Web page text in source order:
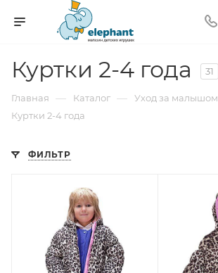
Куртки 2-4 года 31
Главная — Каталог — Уход за малышом
Куртки 2-4 года
ФИЛЬТР